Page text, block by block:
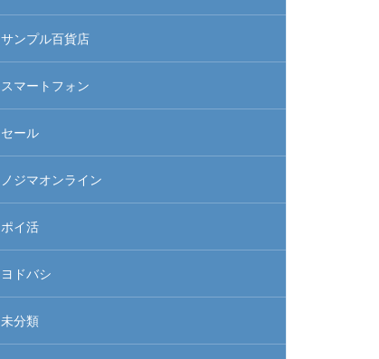
サンプル百貨店
スマートフォン
セール
ノジマオンライン
ポイ活
ヨドバシ
未分類